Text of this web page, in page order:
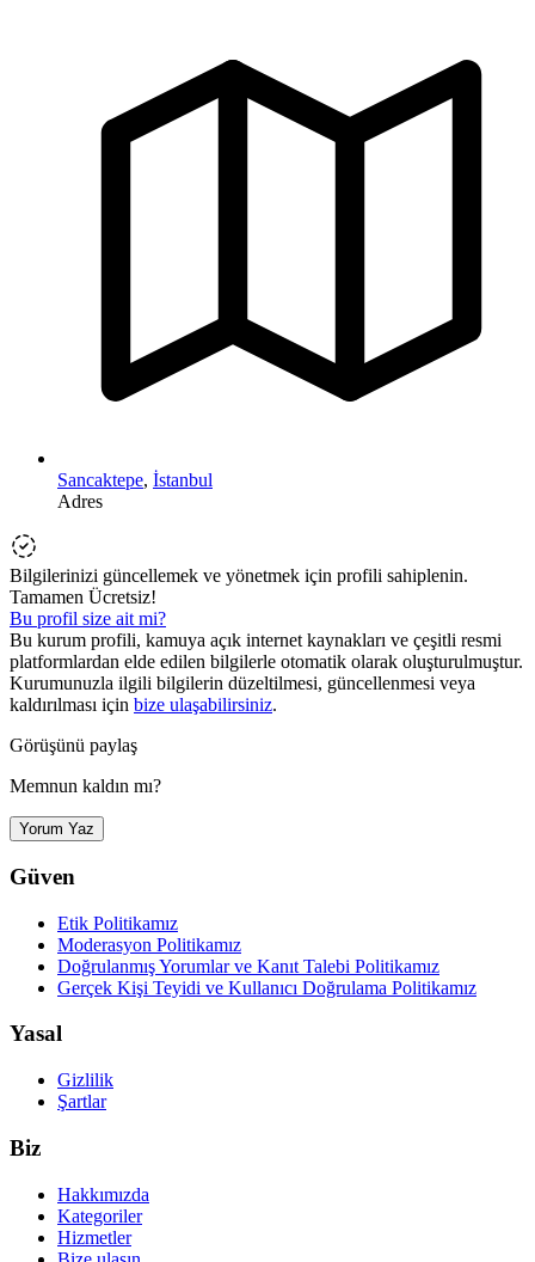
Sancaktepe, İstanbul
Adres
Bilgilerinizi güncellemek ve yönetmek için profili sahiplenin.
Tamamen Ücretsiz!
Bu profil size ait mi?
Bu kurum profili, kamuya açık internet kaynakları ve çeşitli resmi
platformlardan elde edilen bilgilerle otomatik olarak oluşturulmuştur.
Kurumunuzla ilgili bilgilerin düzeltilmesi, güncellenmesi veya
kaldırılması için bize ulaşabilirsiniz.
Görüşünü paylaş
Memnun kaldın mı?
Yorum Yaz
Güven
Etik Politikamız
Moderasyon Politikamız
Doğrulanmış Yorumlar ve Kanıt Talebi Politikamız
Gerçek Kişi Teyidi ve Kullanıcı Doğrulama Politikamız
Yasal
Gizlilik
Şartlar
Biz
Hakkımızda
Kategoriler
Hizmetler